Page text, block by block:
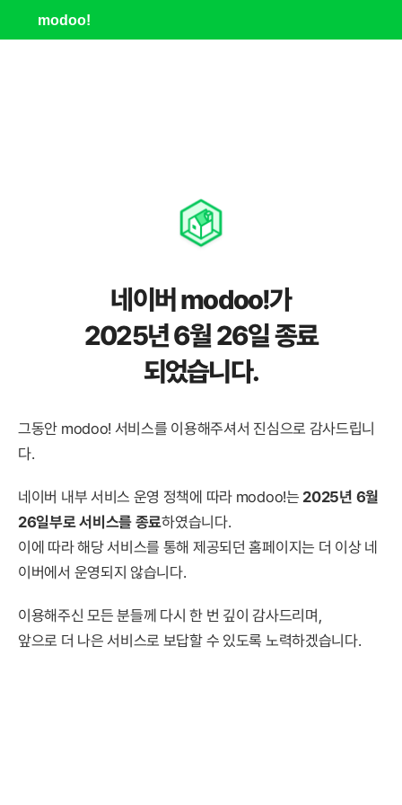
modoo!
네이버 modoo!가
2025년 6월 26일 종료
되었습니다.
그동안 modoo! 서비스를 이용해주셔서 진심으로 감사드립니
다.
네이버 내부 서비스 운영 정책에 따라 modoo!는 2025년 6월
26일부로 서비스를 종료하였습니다.
이에 따라 해당 서비스를 통해 제공되던 홈페이지는 더 이상 네
이버에서 운영되지 않습니다.
이용해주신 모든 분들께 다시 한 번 깊이 감사드리며,
앞으로 더 나은 서비스로 보답할 수 있도록 노력하겠습니다.